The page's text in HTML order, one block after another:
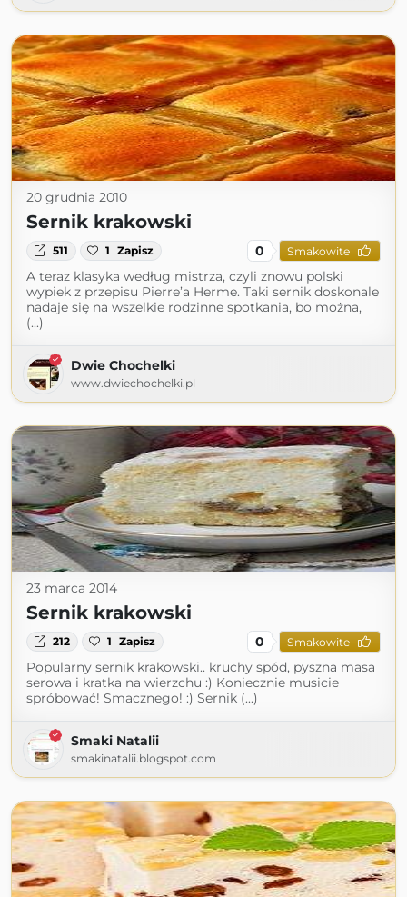
20 grudnia 2010
Sernik krakowski
511 1 Zapisz 0 Smakowite
A teraz klasyka według mistrza, czyli znowu polski
wypiek z przepisu Pierre’a Herme. Taki sernik doskonale
nadaje się na wszelkie rodzinne spotkania, bo można,
(...)
Dwie Chochelki
www.dwiechochelki.pl
23 marca 2014
Sernik krakowski
212 1 Zapisz 0 Smakowite
Popularny sernik krakowski.. kruchy spód, pyszna masa
serowa i kratka na wierzchu :) Koniecznie musicie
spróbować! Smacznego! :) Sernik (...)
Smaki Natalii
smakinatalii.blogspot.com